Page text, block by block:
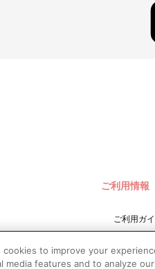
て、お届け日が異なりますので
す。また、配送会社は佐川急便と
更してください。
います。あらかじめご了承くだ
所は変更されません。上記の
ー
ご利用情報
ご利用ガ
お問い合
to improve your
features and to analyze